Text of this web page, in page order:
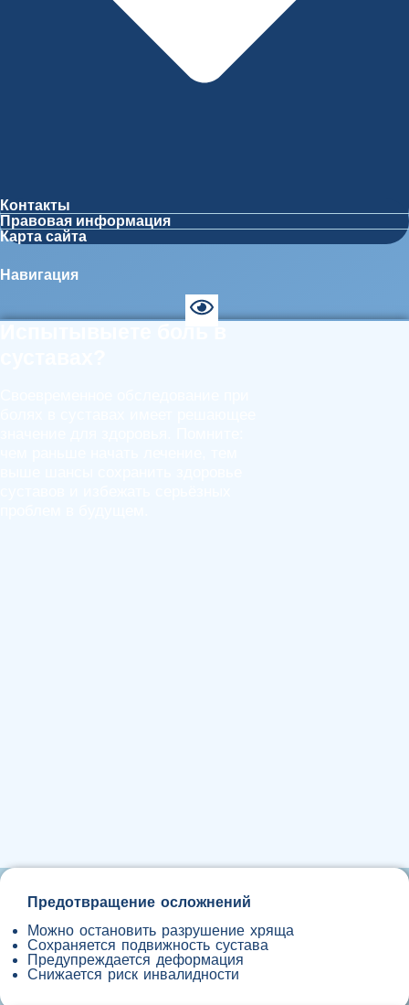
Контакты
Правовая информация
Карта сайта
Навигация
Предотвращение осложнений
Можно остановить разрушение хряща
Сохраняется подвижность сустава
Предупреждается деформация
Снижается риск инвалидности